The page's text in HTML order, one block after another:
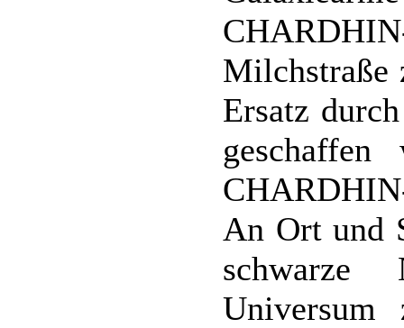
Milchstraße
Ersatz
An Ort und
Universum